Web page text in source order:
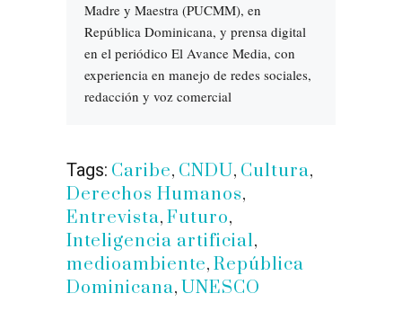
Madre y Maestra (PUCMM), en
República Dominicana, y prensa digital
en el periódico El Avance Media, con
experiencia en manejo de redes sociales,
redacción y voz comercial
Tags: Caribe, CNDU, Cultura,
Derechos Humanos,
Entrevista, Futuro,
Inteligencia artificial,
medioambiente, República
Dominicana, UNESCO